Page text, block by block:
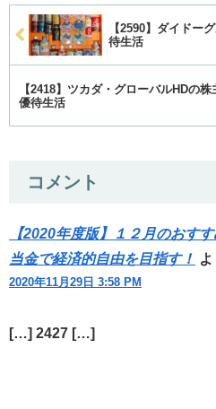
【2590】ダイドー
待生活
【2418】ツカダ・グローバルHDの
優待生活
コメント
【2020年度版】１２月のおす
当金で経済的自由を目指す！
2020年11月29日 3:58 PM
[…] 2427 […]